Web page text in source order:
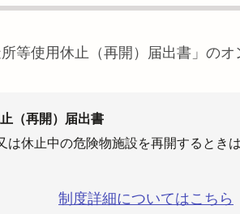
所等使用休止（再開）届出書 」の
（再開）届出書
は休止中の危険物施設を再開するとき
制度詳細についてはこちら